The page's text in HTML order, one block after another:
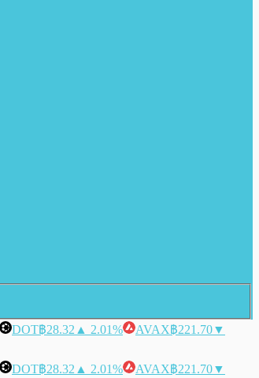
DOT฿28.32 ▲ 2.01% AVAX฿221.70▼
DOT฿28.32 ▲ 2.01% AVAX฿221.70▼